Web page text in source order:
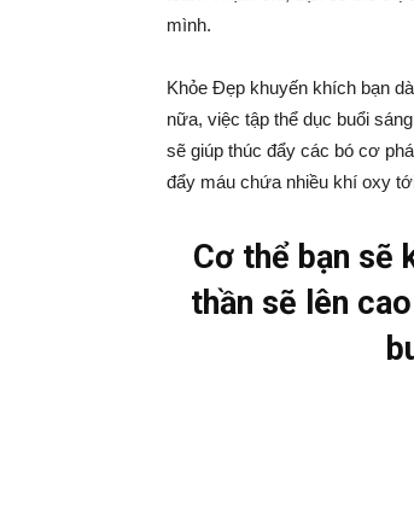
mình.
Khỏe Đẹp khuyến khích bạn
nữa, việc tập thể dục buổi
sẽ giúp thúc đẩy các bó cơ
đẩy máu chứa nhiều khí oxy
Cơ thể bạn sẽ
thần sẽ lên